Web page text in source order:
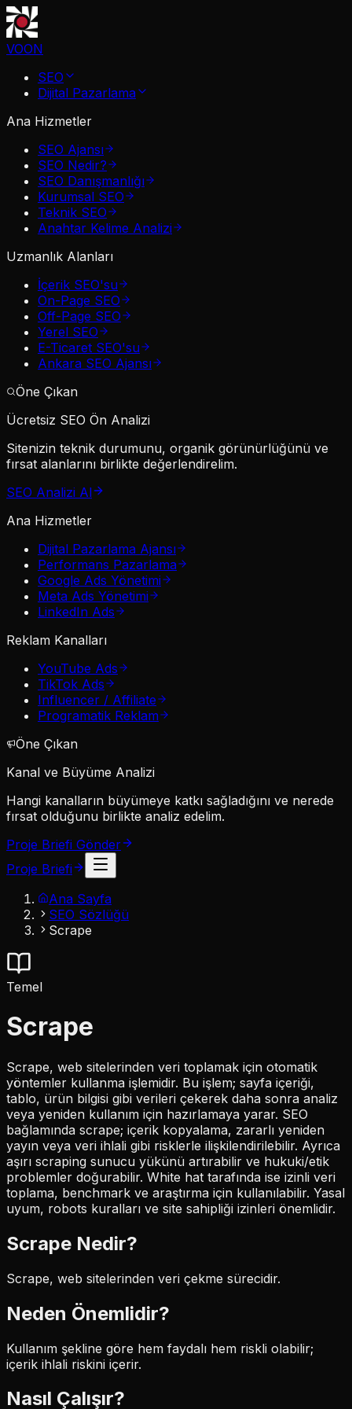
VOON
SEO
Dijital Pazarlama
Ana Hizmetler
SEO Ajansı
SEO Nedir?
SEO Danışmanlığı
Kurumsal SEO
Teknik SEO
Anahtar Kelime Analizi
Uzmanlık Alanları
İçerik SEO'su
On-Page SEO
Off-Page SEO
Yerel SEO
E-Ticaret SEO'su
Ankara SEO Ajansı
Öne Çıkan
Ücretsiz SEO Ön Analizi
Sitenizin teknik durumunu, organik görünürlüğünü ve
fırsat alanlarını birlikte değerlendirelim.
SEO Analizi Al
Ana Hizmetler
Dijital Pazarlama Ajansı
Performans Pazarlama
Google Ads Yönetimi
Meta Ads Yönetimi
LinkedIn Ads
Reklam Kanalları
YouTube Ads
TikTok Ads
Influencer / Affiliate
Programatik Reklam
Öne Çıkan
Kanal ve Büyüme Analizi
Hangi kanalların büyümeye katkı sağladığını ve nerede
fırsat olduğunu birlikte analiz edelim.
Proje Briefi Gönder
Proje Briefi
Ana Sayfa
SEO Sözlüğü
Scrape
Temel
Scrape
Scrape, web sitelerinden veri toplamak için otomatik
yöntemler kullanma işlemidir. Bu işlem; sayfa içeriği,
tablo, ürün bilgisi gibi verileri çekerek daha sonra analiz
veya yeniden kullanım için hazırlamaya yarar. SEO
bağlamında scrape; içerik kopyalama, zararlı yeniden
yayın veya veri ihlali gibi risklerle ilişkilendirilebilir. Ayrıca
aşırı scraping sunucu yükünü artırabilir ve hukuki/etik
problemler doğurabilir. White hat tarafında ise izinli veri
toplama, benchmark ve araştırma için kullanılabilir. Yasal
uyum, robots kuralları ve site sahipliği izinleri önemlidir.
Scrape Nedir?
Scrape, web sitelerinden veri çekme sürecidir.
Neden Önemlidir?
Kullanım şekline göre hem faydalı hem riskli olabilir;
içerik ihlali riskini içerir.
Nasıl Çalışır?